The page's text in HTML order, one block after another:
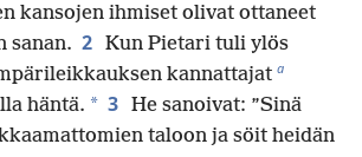
kansojen ihmiset olivat ottaneet
sanan. 2 Kun Pietari tuli ylös
kannattajat a
häntä. * 3 He sanoivat: ”Sinä
taloon ja söit heidän